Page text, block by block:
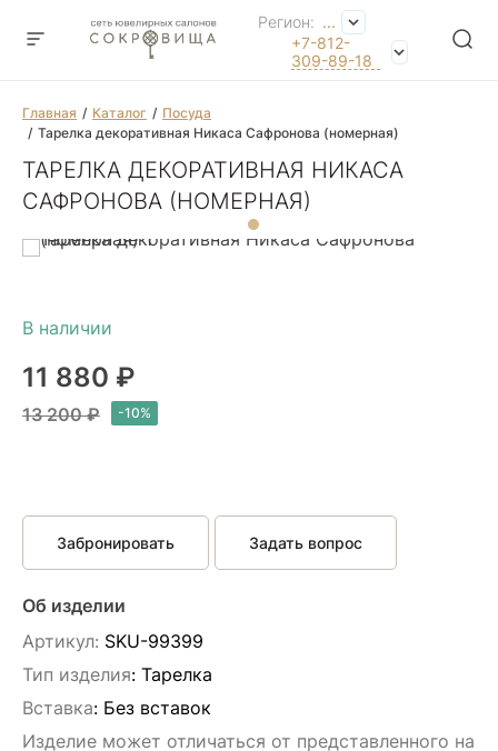
Регион: ...
+7-812-
309-89-18
Главная Каталог
Посуда
Тарелка декоративная Никаса Сафронова (номерная)
ТАРЕЛКА ДЕКОРАТИВНАЯ НИКАСА
САФРОНОВА (НОМЕРНАЯ)
11 880 ₽
13 200 ₽
Забронировать Задать вопрос
Об изделии
Артикул: SKU-99399
Тип изделия: Тарелка
Вставка: Без вставок
Изделие может отличаться от представленного на